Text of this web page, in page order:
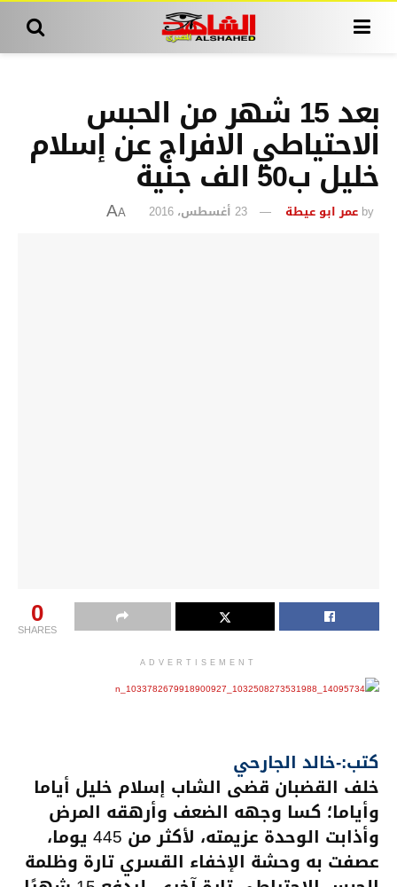
بعد 15 شهر من الحبس
الاحتياطي الافراج عن إسلام
خليل ب50 الف جنية
by عمر ابو عيطة 23 أغسطس، 2016 A
A
0
SHARES
ADVERTISEMENT
كتب:-خالد الجارحي
خلف القضبان قضى الشاب إسلام خليل أياما
وأياما؛ كسا وجهه الضعف وأرهقه المرض
وأذابت الوحدة عزيمته، لأكثر من 445 يوما،
عصفت به وحشة الإخفاء القسري تارة وظلمة